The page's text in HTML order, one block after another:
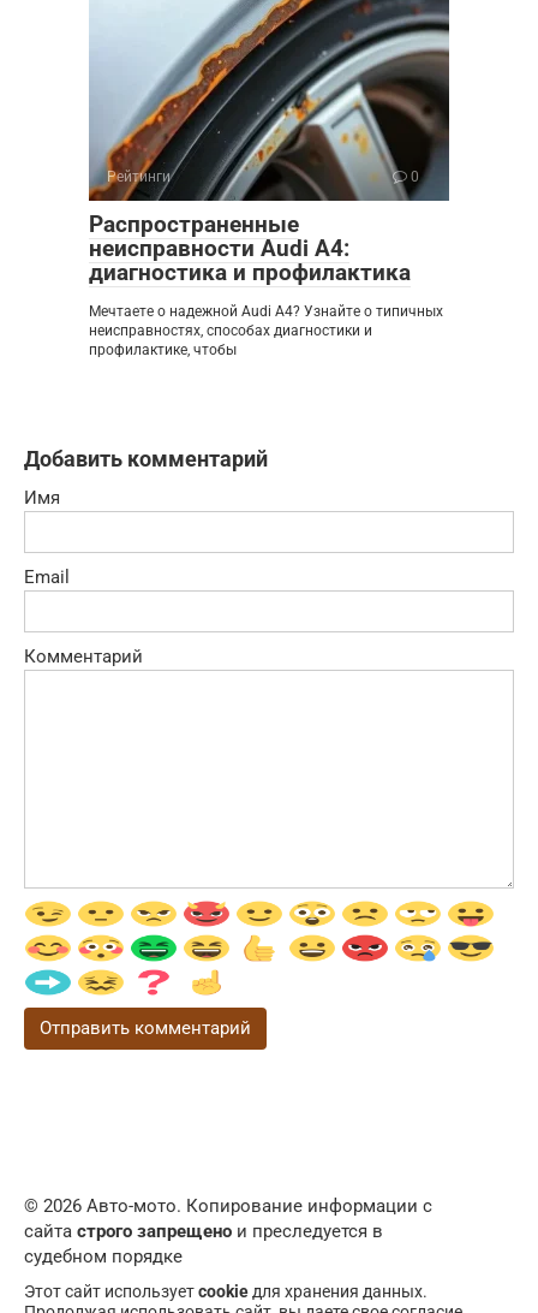
Рейтинги 0
Распространенные
неисправности Audi A4:
диагностика и профилактика
Мечтаете о надежной Audi A4? Узнайте о типичных
неисправностях, способах диагностики и
профилактике, чтобы
Добавить комментарий
Имя
Email
Комментарий
© 2026 Авто-мото. Копирование информации с
сайта строго запрещено и преследуется в
судебном порядке
Этот сайт используетcookieдля хранения данных.